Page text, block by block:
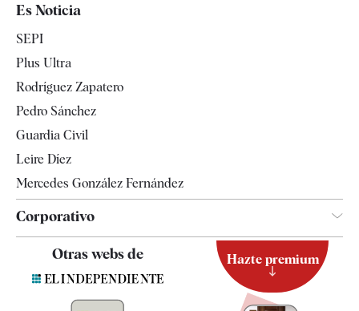
Televisión
Es Noticia
SEPI
Plus Ultra
Rodríguez Zapatero
Pedro Sánchez
Guardia Civil
Leire Díez
Mercedes González Fernández
Corporativo
Otras webs de Hazte premium